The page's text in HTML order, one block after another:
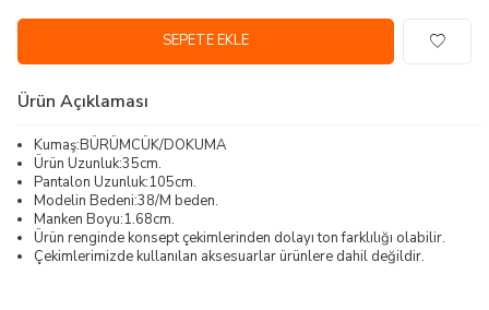
SEPETE EKLE
Ürün Açıklaması
Kumaş:BÜRÜMCÜK/DOKUMA
Ürün Uzunluk:35cm.
Pantalon Uzunluk:105cm.
Modelin Bedeni:38/M beden.
Manken Boyu:1.68cm.
Ürün renginde konsept çekimlerinden dolayı ton farklılığı olabilir.
Çekimlerimizde kullanılan aksesuarlar ürünlere dahil değildir.